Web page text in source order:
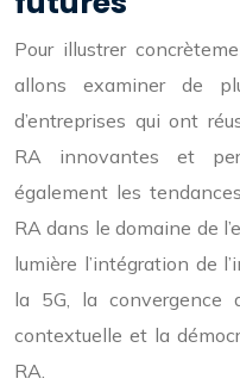
Pour illustrer
allons examiner de
d’entreprises qui ont
RA innovantes et
également les
RA dans le domaine de
lumière l’intégration de
la 5G, la
contextuelle et la
RA.